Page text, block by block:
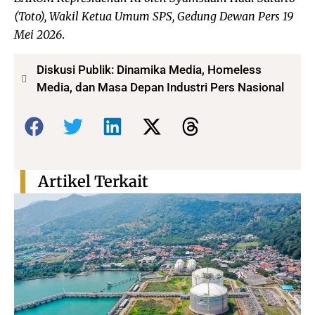
(Toto), Wakil Ketua Umum SPS, Gedung Dewan Pers 19
Mei 2026.
Diskusi Publik: Dinamika Media, Homeless
Media, dan Masa Depan Industri Pers Nasional
Bagikan:
Artikel Terkait